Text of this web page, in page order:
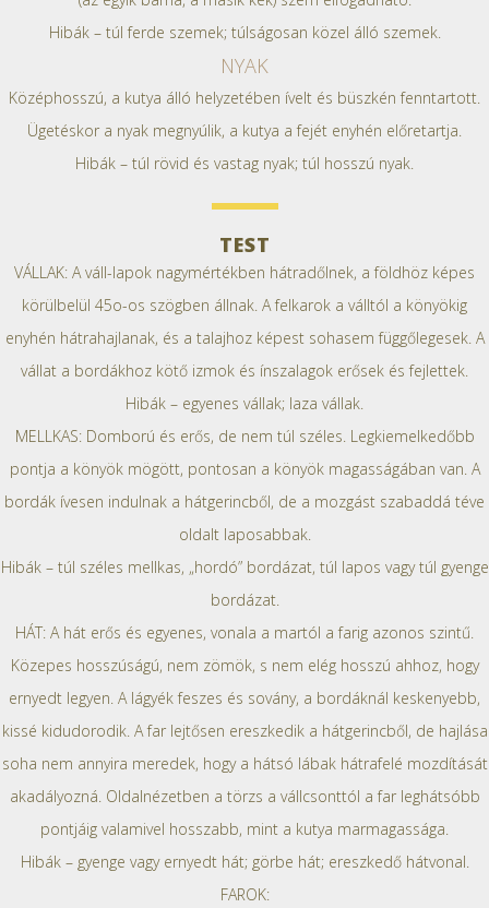
Hibák – túl ferde szemek; túlságosan közel álló szemek.
NYAK
Középhosszú, a kutya álló helyzetében ívelt és büszkén fenntartott.
Ügetéskor a nyak megnyúlik, a kutya a fejét enyhén előretartja.
Hibák – túl rövid és vastag nyak; túl hosszú nyak.
TEST
VÁLLAK: A váll-lapok nagymértékben hátradőlnek, a földhöz képes
körülbelül 45o-os szögben állnak. A felkarok a válltól a könyökig
enyhén hátrahajlanak, és a talajhoz képest sohasem függőlegesek. A
vállat a bordákhoz kötő izmok és ínszalagok erősek és fejlettek.
Hibák – egyenes vállak; laza vállak.
MELLKAS: Domború és erős, de nem túl széles. Legkiemelkedőbb
pontja a könyök mögött, pontosan a könyök magasságában van. A
bordák ívesen indulnak a hátgerincből, de a mozgást szabaddá téve
oldalt laposabbak.
Hibák – túl széles mellkas, „hordó” bordázat, túl lapos vagy túl gyenge
bordázat.
HÁT: A hát erős és egyenes, vonala a martól a farig azonos szintű.
Közepes hosszúságú, nem zömök, s nem elég hosszú ahhoz, hogy
ernyedt legyen. A lágyék feszes és sovány, a bordáknál keskenyebb,
kissé kidudorodik. A far lejtősen ereszkedik a hátgerincből, de hajlása
soha nem annyira meredek, hogy a hátsó lábak hátrafelé mozdítását
akadályozná. Oldalnézetben a törzs a vállcsonttól a far leghátsóbb
pontjáig valamivel hosszabb, mint a kutya marmagassága.
Hibák – gyenge vagy ernyedt hát; görbe hát; ereszkedő hátvonal.
FAROK: